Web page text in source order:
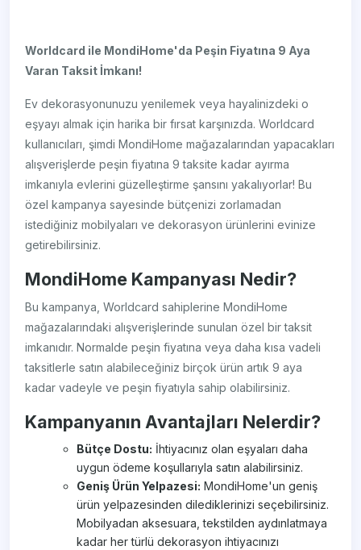
Worldcard ile MondiHome'da Peşin Fiyatına 9 Aya
Varan Taksit İmkanı!
Ev dekorasyonunuzu yenilemek veya hayalinizdeki o
eşyayı almak için harika bir fırsat karşınızda. Worldcard
kullanıcıları, şimdi MondiHome mağazalarından yapacakları
alışverişlerde peşin fiyatına 9 taksite kadar ayırma
imkanıyla evlerini güzelleştirme şansını yakalıyorlar! Bu
özel kampanya sayesinde bütçenizi zorlamadan
istediğiniz mobilyaları ve dekorasyon ürünlerini evinize
getirebilirsiniz.
MondiHome Kampanyası Nedir?
Bu kampanya, Worldcard sahiplerine MondiHome
mağazalarındaki alışverişlerinde sunulan özel bir taksit
imkanıdır. Normalde peşin fiyatına veya daha kısa vadeli
taksitlerle satın alabileceğiniz birçok ürün artık 9 aya
kadar vadeyle ve peşin fiyatıyla sahip olabilirsiniz.
Kampanyanın Avantajları Nelerdir?
Bütçe Dostu: İhtiyacınız olan eşyaları daha
uygun ödeme koşullarıyla satın alabilirsiniz.
Geniş Ürün Yelpazesi: MondiHome'un geniş
ürün yelpazesinden dilediklerinizi seçebilirsiniz.
Mobilyadan aksesuara, tekstilden aydınlatmaya
kadar her türlü dekorasyon ihtiyacınızı